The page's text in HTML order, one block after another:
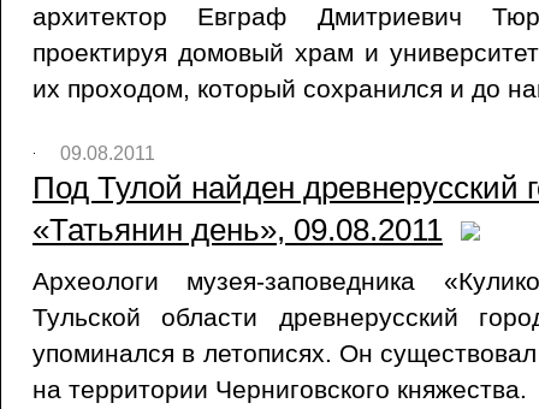
архитектор Евграф Дмитриевич
проектируя домовый храм и
их проходом, который сохранился и до
09.08.2011
Под Тулой найден древнерусский
«Татьянин день», 09.08.2011
Археологи музея-заповедника
Тульской области древнерусский
упоминался в летописях. Он
на территории Черниговского княжества.